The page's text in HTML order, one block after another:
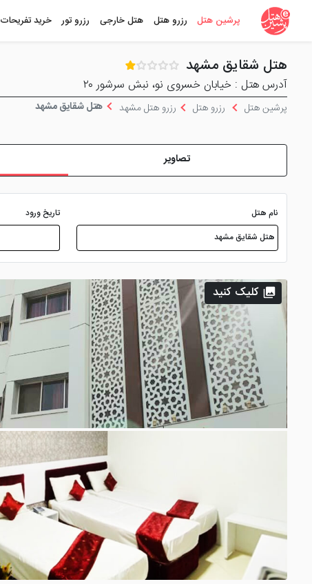
پرشین هتل رزرو هتل هتل خارجی رزرو تور خرید تفریحات
هتل شقایق مشهد
آدرس هتل : خیابان خسروی نو، نبش سرشور ۲۰
پرشین هتل
رزرو هتل رزرو هتل مشهد هتل شقایق مشهد
تصاویر
نام هتل تاریخ ورود
کلیک کنید